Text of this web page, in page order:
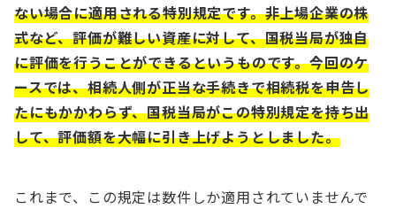
ない場合に適用される特別規定です。非上場企業の株
式など、評価が難しい資産に対して、国税当局が独自
に評価を行うことができるというものです。今回のケ
ースでは、相続人側が正当な手続きで相続税を申告し
たにもかかわらず、国税当局がこの特別規定を持ち出
して、評価額を大幅に引き上げようとしました​。
これまで、この規定は数件しか適用されていませんで